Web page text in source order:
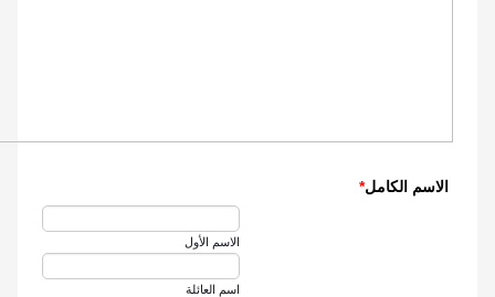
الاسم الكامل*
الاسم الأول
اسم العائلة